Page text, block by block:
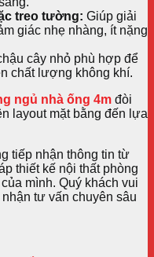
treo tường: Giúp giải
giác nhẹ nhàng, ít nặng
cây nhỏ phù hợp để
chất lượng không khí.
ngủ nhà ống 4m đòi
layout mặt bằng đến lựa
tiếp nhận thông tin từ
thiết kế nội thất phòng
mình. Quý khách vui
tư vấn chuyên sâu